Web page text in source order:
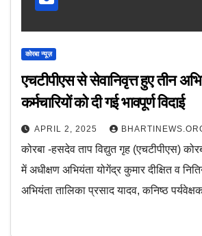
कोरबा न्यूज़
एचटीपीएस से सेवानिवृत्त हुए तीन
कर्मचारियों को दी गई भावपूर्ण विदाई
APRIL 2, 2025
कोरबा -हसदेव ताप विद्युत गृह (एचटीपीएस)
में अधीक्षण अभियंता योगेंद्र कुमार दीक्षित व
अभियंता तालिका प्रसाद यादव, कनिष्ठ